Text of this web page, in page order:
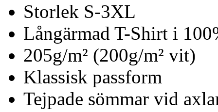
Storlek S-3XL
Långärmad T-Shirt i
205g/m² (200g/m² vit)
Klassisk passform
Tejpade sömmar vid